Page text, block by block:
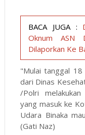
BACA JUGA :
Oknum ASN
Dilaporkan Ke
"Mulai tanggal
dari Dinas
/Polri
yang masuk ke
Udara Binaka
(Gati Naz)